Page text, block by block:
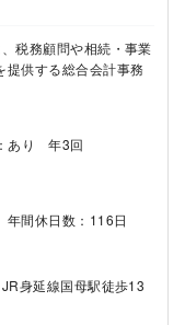
税務顧問や相続・事業
提供する総合会計事務
あり 年3回
間休日数：116日
身延線国母駅徒歩13